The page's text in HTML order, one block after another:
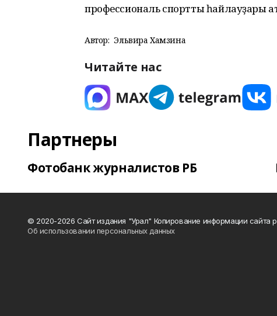
профессиональ спортты һайлауҙары
Автор: Эльвира Хамзина
Читайте нас
Партнеры
Фотобанк журналистов РБ
© 2020-2026 Сайт издания "Урал" Копирование информации сайта
Об использовании персональных данных